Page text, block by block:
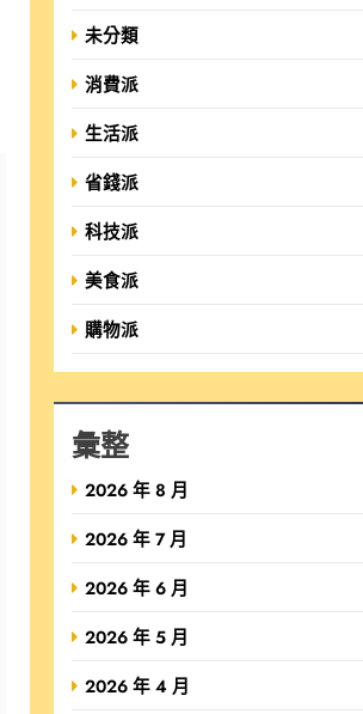
未分類
消費派
生活派
省錢派
科技派
美食派
購物派
彙整
2026 年 8 月
2026 年 7 月
2026 年 6 月
2026 年 5 月
2026 年 4 月